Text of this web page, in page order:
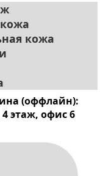
кожа
(оффлайн):
этаж, офис 6